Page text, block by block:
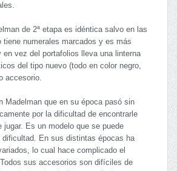
de 2ª etapa es idéntica salvo en las
tiene numerales marcados y es más
en vez del portafolios lleva una linterna
del tipo nuevo (todo en color negro,
accesorio.
Madelman que en su época pasó sin
por la dificultad de encontrarle
jugar. Es un modelo que se puede
dificultad. En sus distintas épocas ha
lo cual hace complicado el
sus accesorios son difíciles de